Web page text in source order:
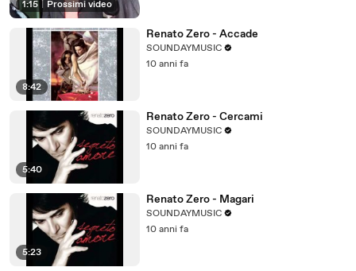
1:15 | Prossimi video
8:42
Renato Zero - Accade
SOUNDAYMUSIC
10 anni fa
5:40
Renato Zero - Cercami
SOUNDAYMUSIC
10 anni fa
5:23
Renato Zero - Magari
SOUNDAYMUSIC
10 anni fa